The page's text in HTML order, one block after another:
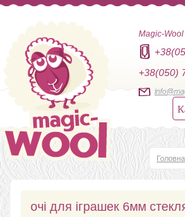
Magic-Wool
+38(050)
Головна
очі для іграшек 6мм